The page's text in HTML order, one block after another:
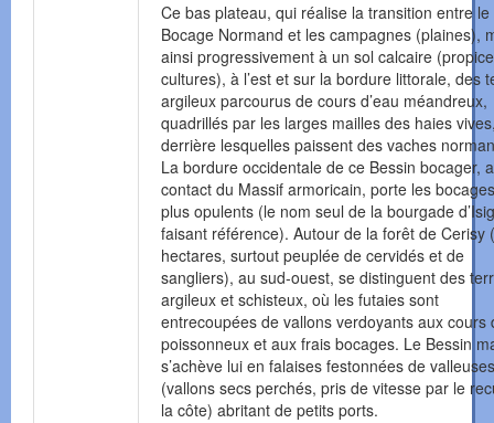
Ce bas plateau, qui réalise la transition entre le
Bocage Normand et les campagnes (plaines),
ainsi progressivement à un sol calcaire
cultures), à l’est et sur la bordure littorale, des
argileux parcourus de cours d’eau méandreux,
quadrillés par les larges mailles des haies
derrière lesquelles paissent des vaches
La bordure occidentale de ce Bessin bocager,
contact du Massif armoricain, porte les
plus opulents (le nom seul de la bourgade
faisant référence). Autour de la forêt de Cerisy
hectares, surtout peuplée de cervidés et de
sangliers), au sud-ouest, se distinguent des
argileux et schisteux, où les futaies sont
entrecoupées de vallons verdoyants aux cours
poissonneux et aux frais bocages. Le Bessin
s’achève lui en falaises festonnées de valleuses
(vallons secs perchés, pris de vitesse par le
la côte) abritant de petits ports.